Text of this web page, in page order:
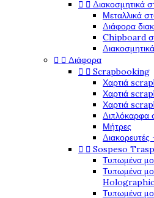
  Διακοσμητικά
Μεταλλικά
Διάφορα
Chipboard
  Διάφορα
  Scrapbooking
Χαρτιά
Χαρτιά
Χαρτιά
Διπλόκαρφα
Μήτρες
Διακορευτές
  Sospeso
Τυπωμένα
Τυπωμένα
Holographic
Τυπωμένα